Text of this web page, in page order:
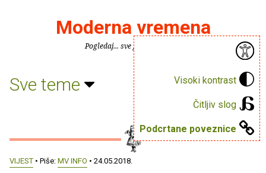
Visoki kontrast
Čitljiv slog
Podcrtane poveznice
Moderna vremena
Pogledaj... sve je puno knjiga.
Sve teme
VIJEST • Piše: MV INFO • 24.05.2018.